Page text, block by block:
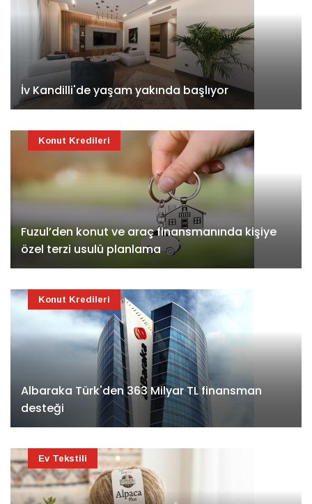
İv Kandilli'de yaşam yakında başlıyor
Fuzul’den konut ve araç finansmanında kişiye
özel terzi usulü planlama
Konut Kredileri
Albaraka Türk'den 363 Milyar TL finansman
desteği
Konut Kredileri
Ev Tekstili